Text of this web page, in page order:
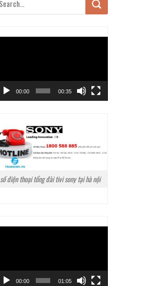
00:00 00:35
số điện thoại tổng đài tivi sony tại hà nội
00:00 01:05